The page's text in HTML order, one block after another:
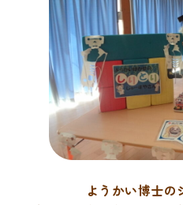
ようかい博士の